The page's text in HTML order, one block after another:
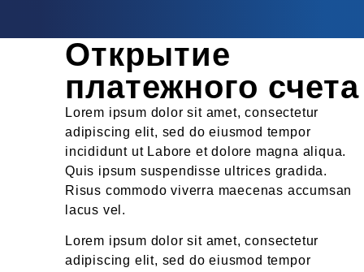
Открытие
платежного счета
Lorem ipsum dolor sit amet, consectetur
adipiscing elit, sed do eiusmod tempor
incididunt ut Labore et dolore magna aliqua.
Quis ipsum suspendisse ultrices gradida.
Risus commodo viverra maecenas accumsan
lacus vel.
Lorem ipsum dolor sit amet, consectetur
adipiscing elit, sed do eiusmod tempor